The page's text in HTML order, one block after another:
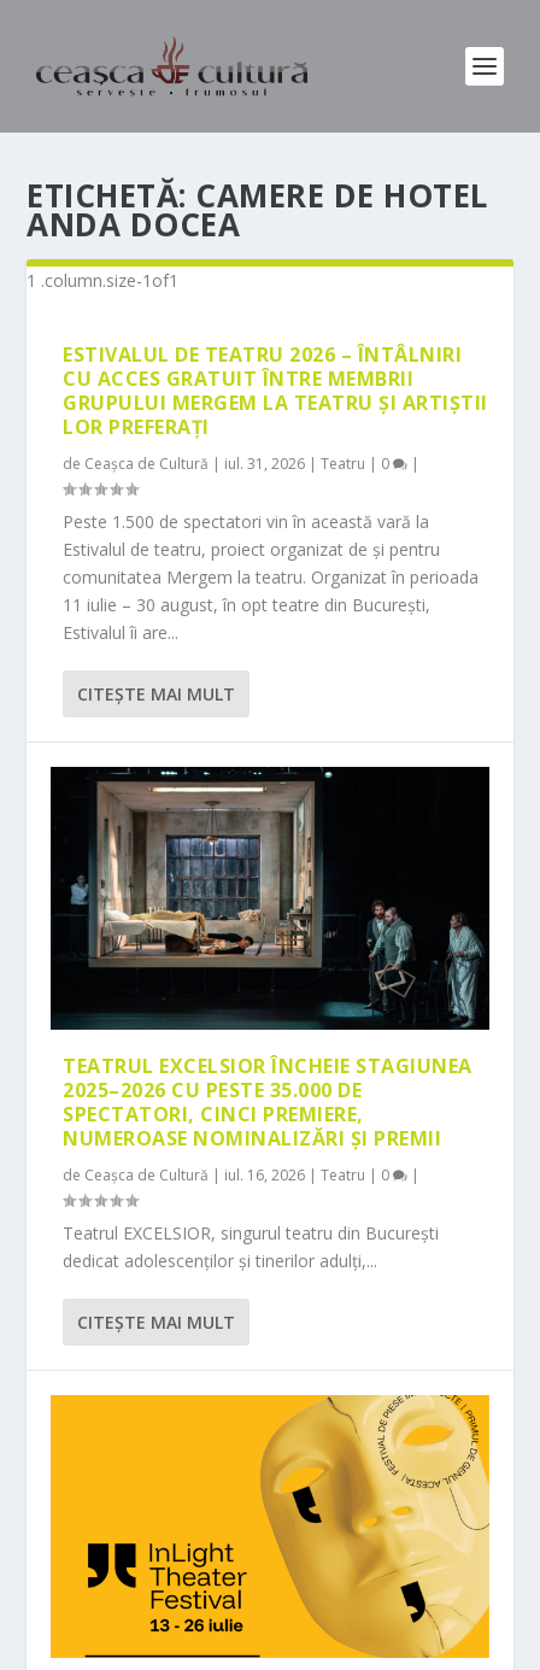
ETICHETĂ: CAMERE DE HOTEL
ANDA DOCEA
ESTIVALUL DE TEATRU 2026 – ÎNTÂLNIRI
CU ACCES GRATUIT ÎNTRE MEMBRII
GRUPULUI MERGEM LA TEATRU ȘI ARTIȘTII
LOR PREFERAȚI
de Ceașca de Cultură | iul. 31, 2026 |Teatru | 0 |
Peste 1.500 de spectatori vin în această vară la
Estivalul de teatru, proiect organizat de și pentru
comunitatea Mergem la teatru. Organizat în perioada
11 iulie – 30 august, în opt teatre din București,
Estivalul îi are...
CITEŞTE MAI MULT
TEATRUL EXCELSIOR ÎNCHEIE STAGIUNEA
2025–2026 CU PESTE 35.000 DE
SPECTATORI, CINCI PREMIERE,
NUMEROASE NOMINALIZĂRI ȘI PREMII
de Ceașca de Cultură | iul. 16, 2026 |Teatru | 0 |
Teatrul EXCELSIOR, singurul teatru din București
dedicat adolescenților și tinerilor adulți,...
CITEŞTE MAI MULT